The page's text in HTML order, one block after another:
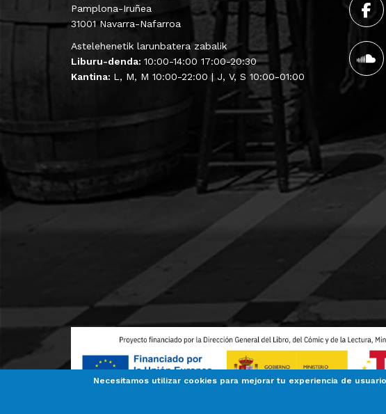
Pamplona-Iruñea
31001 Navarra-Nafarroa
Astelehenetik larunbatera zabalik
Liburu-denda: 10:00-14:00 17:00-20:30
Kantina: L, M, M 10:00-22:00 | J, V, S 10:00-01:00
Necesitamos utilizar cookies para mejorar tu experiencia de usuario